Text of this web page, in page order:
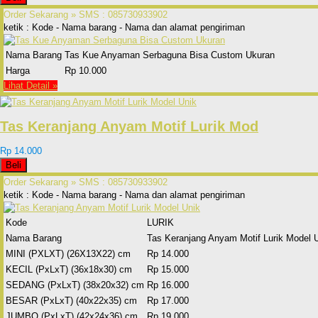
Order Sekarang » SMS : 085730933902
ketik : Kode - Nama barang - Nama dan alamat pengiriman
Nama Barang Tas Kue Anyaman Serbaguna Bisa Custom Ukuran
Harga
Rp 10.000
Lihat Detail »
Tas Keranjang Anyam Motif Lurik Mod
Rp 14.000
Beli
Order Sekarang » SMS : 085730933902
ketik : Kode - Nama barang - Nama dan alamat pengiriman
Kode
LURIK
Nama Barang
Tas Keranjang Anyam Motif Lurik Model
MINI (PXLXT) (26X13X22) cm
Rp 14.000
KECIL (PxLxT) (36x18x30) cm
Rp 15.000
SEDANG (PxLxT) (38x20x32) cm Rp 16.000
BESAR (PxLxT) (40x22x35) cm
Rp 17.000